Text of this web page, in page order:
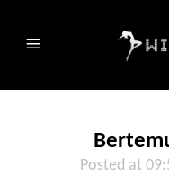
Posted at